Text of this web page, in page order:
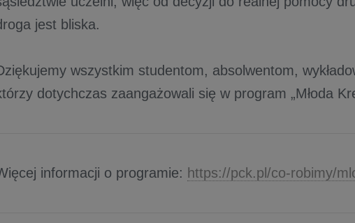
jest bliska.
wszystkim studentom, absolwentom,
dotychczas zaangażowali się w program „Młoda
informacji o programie: https://pck.pl/co-robimy/